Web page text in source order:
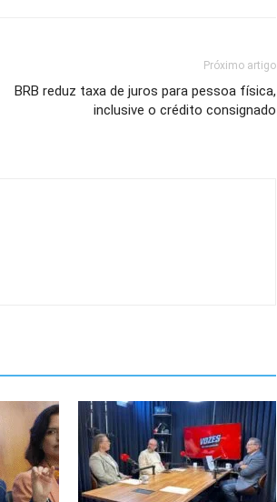
Próximo artigo
BRB reduz taxa de juros para pessoa física,
inclusive o crédito consignado